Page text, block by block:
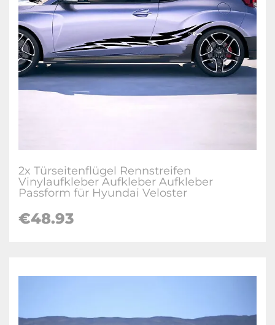
2x Türseitenflügel Rennstreifen
Vinylaufkleber Aufkleber Aufkleber
Passform für Hyundai Veloster
€48.93